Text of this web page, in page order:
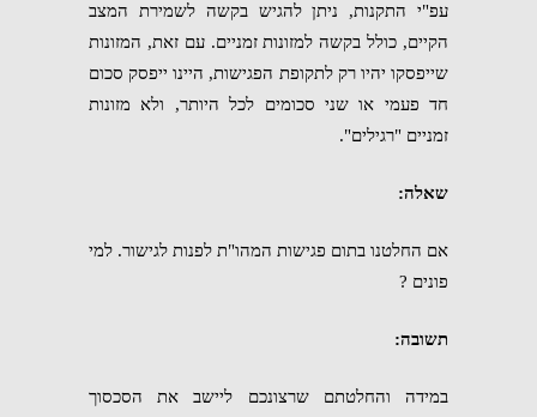
עפ"י התקנות, ניתן להגיש בקשה לשמירת המצב
הקיים, כולל בקשה למזונות זמניים. עם זאת, המזונות
שייפסקו יהיו רק לתקופת הפגישות, היינו ייפסק סכום
חד פעמי או שני סכומים לכל היותר, ולא מזונות
זמניים "רגילים".
שאלה:
אם החלטנו בתום פגישות המהו"ת לפנות לגישור. למי
פונים ?
תשובה:
במידה והחלטתם שרצונכם ליישב את הסכסוך